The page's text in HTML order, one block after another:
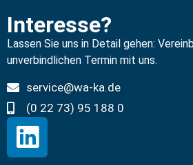
Interesse?
Lassen Sie uns in Detail gehen:
unverbindlichen Termin mit uns.
service@wa-ka.de
(0 22 73) 95 188 0